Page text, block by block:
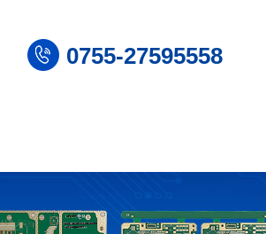
0755-27595558